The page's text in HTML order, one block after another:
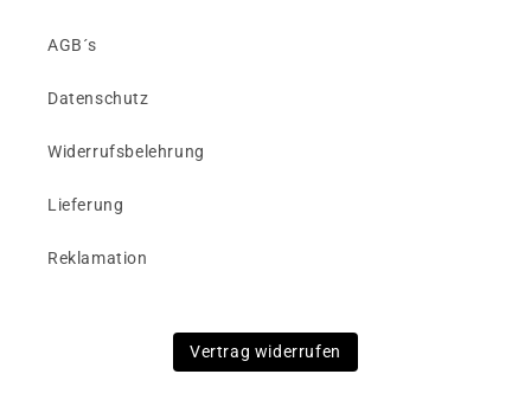
AGB´s
Datenschutz
Widerrufsbelehrung
Lieferung
Reklamation
Vertrag widerrufen